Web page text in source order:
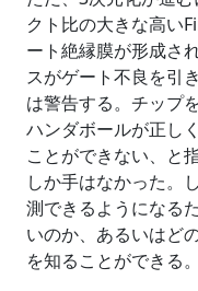
クト比の大きな高い
ート絶縁膜が形成さ
スがゲート不良を引
は警告する。チップ
ハンダボールが正し
ことができない、と
しか手はなかった。
測できるようになる
いのか、あるいはど
を知ることができる。